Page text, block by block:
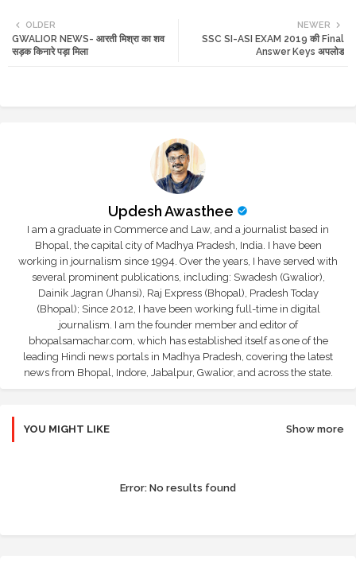
tte ats
NEWER
SSC SI-ASI EXAM 2019 की Final
Answer Keys अपलोड
OLDER
GWALIOR NEWS- आरती मिश्रा का शव
सड़क किनारे पड़ा मिला
Updesh Awasthee
I am a graduate in Commerce and Law, and a journalist based in
Bhopal, the capital city of Madhya Pradesh, India. I have been
working in journalism since 1994. Over the years, I have served with
several prominent publications, including: Swadesh (Gwalior),
Dainik Jagran (Jhansi), Raj Express (Bhopal), Pradesh Today
(Bhopal); Since 2012, I have been working full-time in digital
journalism. I am the founder member and editor of
bhopalsamachar.com, which has established itself as one of the
leading Hindi news portals in Madhya Pradesh, covering the latest
news from Bhopal, Indore, Jabalpur, Gwalior, and across the state.
YOU MIGHT LIKE Show more
Error: No results found